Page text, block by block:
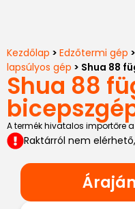
Kezdőlap > Edzőtermi gép >
lapsúlyos gép > Shua 88
Shua 88
A termék hivatalos importőre a
Raktárról nem